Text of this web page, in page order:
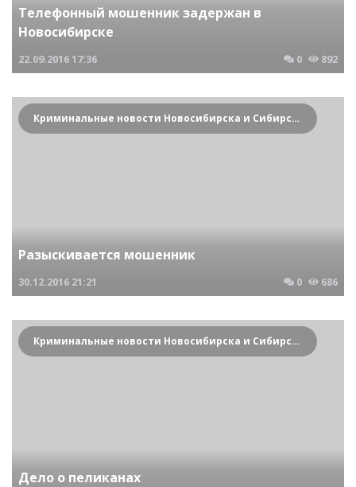
Телефонный мошенник задержан в
Новосибирске
22.09.201617:36 0 892
Криминальные новости Новосибирска и Сибирского региона
Разыскивается мошенник
30.12.2016 21:21 0 686
Криминальные новости Новосибирска и Сибирского региона
Дело о пеликанах